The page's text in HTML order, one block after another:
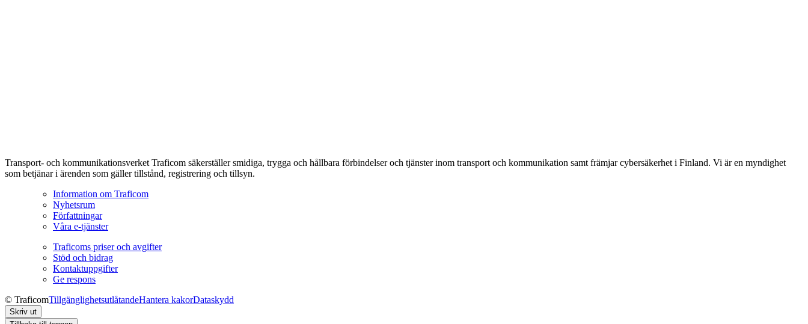
Transport- och kommunikationsverket Traficom säkerställer smidiga, trygga och hållbara förbindelser och tjänster inom transport och kommunikation samt främjar cybersäkerhet i Finland. Vi är en myndighet
som betjänar i ärenden som gäller tillstånd, registrering och tillsyn.
Information om Traficom
Nyhetsrum
Författningar
Våra e-tjänster
Traficoms priser och avgifter
Stöd och bidrag
Kontaktuppgifter
Ge respons
© TraficomTillgänglighetsutlåtandeHantera kakorDataskydd
Skriv ut